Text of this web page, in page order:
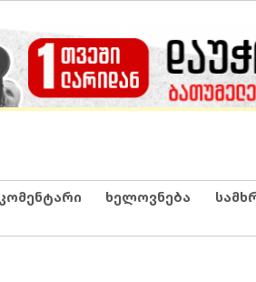
კომენტარი ხელოვნება